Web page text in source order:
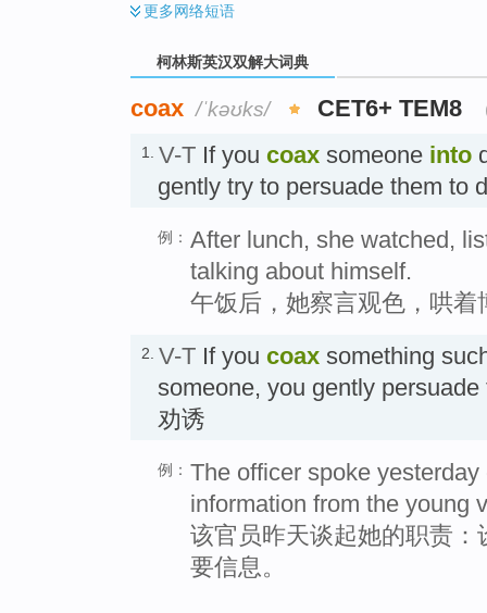
更多网络短语
柯林斯英汉双解大词典
coax /ˈkəʊks/ CET6+ TEM8
1. V-T If you coax someone into
gently try to persuade them to
例： After lunch, she watched,
talking about himself.
午饭后，她察言观色，哄着
2. V-T If you coax something
someone, you gently
劝诱
例： The officer spoke
information from the young
该官员昨天谈起她的职责
要信息。